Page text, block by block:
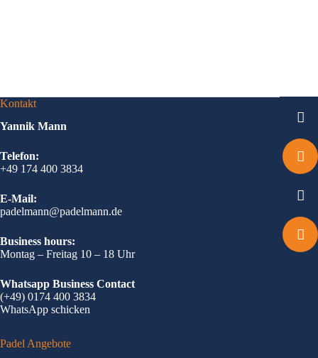
Kontakt
Yannik Mann
Telefon:
+49 174 400 3834
E-Mail:
padelmann@padelmann.de
Business hours:
Montag – Freitag 10 – 18 Uhr
Whatsapp Business Contact
(+49) 0174 400 3834
WhatsApp schicken
Padel Angebote